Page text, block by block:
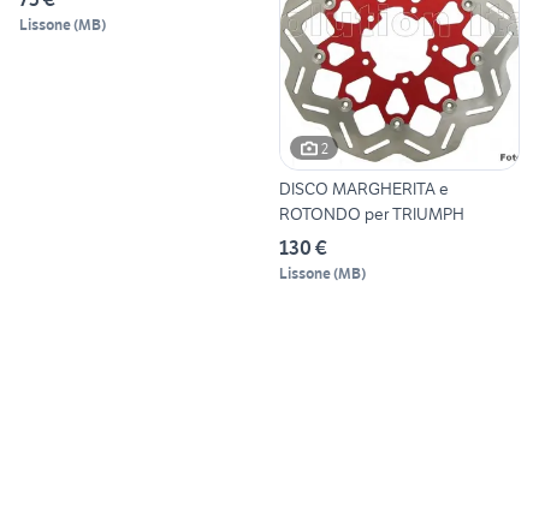
Lissone(MB)
2
DISCO MARGHERITA e
ROTONDO per TRIUMPH
130 €
Lissone(MB)